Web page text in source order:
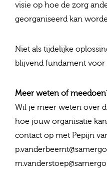
visie op hoe de zorg
georganiseerd kan
Niet als tijdelijke
blijvend fundament
Meer weten of
Wil je meer weten over
hoe jouw organisatie
contact op met Pepijn